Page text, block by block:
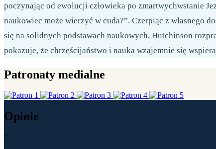
poczynając od ewolucji człowieka po zmartwychwstanie
naukowiec może wierzyć w cuda?”. Czerpiąc z własnego
się na solidnych podstawach naukowych, Hutchinson
pokazuje, że chrześcijaństwo i nauka wzajemnie się
Patronaty medialne
Opinie
"